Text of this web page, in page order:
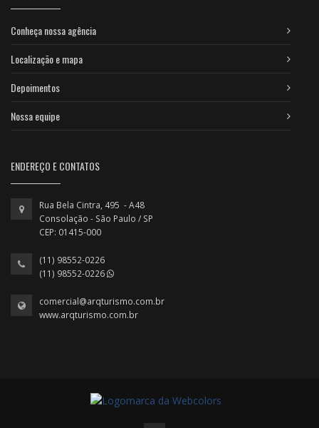
Conheça nossa agência
Localização e mapa
Depoimentos
Nossa equipe
ENDEREÇO E CONTATOS
Rua Bela Cintra, 495 - A48
Consolação - São Paulo / SP
CEP: 01415-000
(11) 98552-0226
(11) 98552-0226
comercial@arqturismo.com.br
www.arqturismo.com.br